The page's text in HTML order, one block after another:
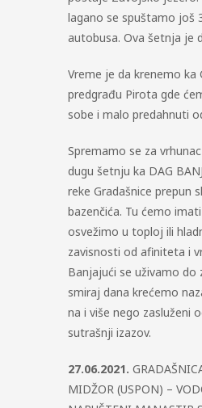
lagano se spuštamo još
autobusa. Ova šetnja je
Vreme je da krenemo ka
predgrađu Pirota gde
sobe i malo predahnuti
Spremamo se za
dugu šetnju ka DAG
reke Gradašnice prepun
bazenčića. Tu ćemo
osvežimo u toploj ili
zavisnosti od afiniteta i
Banjajući se uživamo do
smiraj dana krećemo
na i više nego zasluženi
sutrašnji izazov.
27.06.2021.
MIDŽOR (USPON) –